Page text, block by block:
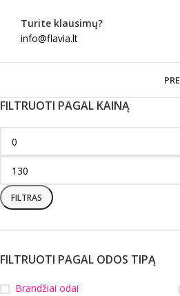
Turite klausimų?
info@flavia.lt
FILTRUOTI PAGAL KAINĄ
FILTRAS
FILTRUOTI PAGAL ODOS TIPĄ
Brandžiai odai